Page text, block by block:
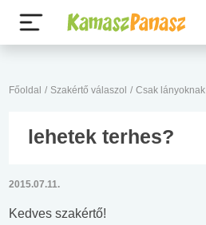
Főoldal / Szakértő válaszol / Csak lányoknak
lehetek terhes?
2015.07.11.
Kedves szakértő!